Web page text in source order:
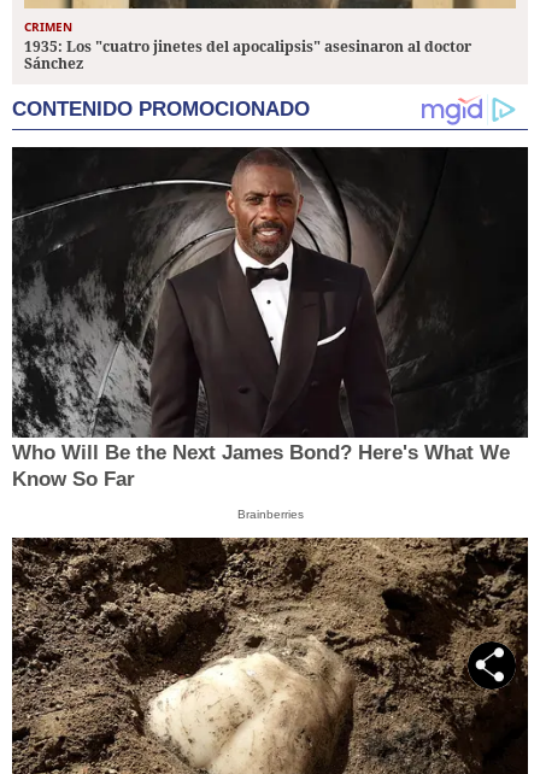
CRIMEN
1935: Los "cuatro jinetes del apocalipsis" asesinaron al doctor
Sánchez
CONTENIDO PROMOCIONADO
Who Will Be the Next James Bond? Here's What We
Know So Far
Brainberries